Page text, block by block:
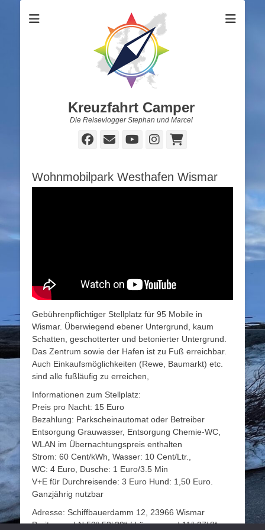
Kreuzfahrt Camper
Die Reisevlogger Stephan und Marcel
Facebook
E-
YouTube
Instagram
Warenkorb
Wohnmobilpark Westhafen Wismar
Gebührenpflichtiger Stellplatz für 95 Mobile in
Wismar. Überwiegend ebener Untergrund, kaum
Schatten, geschotterter und betonierter Untergrund.
Das Zentrum sowie der Hafen ist zu Fuß erreichbar.
Auch Einkaufsmöglichkeiten (Rewe, Baumarkt) etc.
sind alle fußläufig zu erreichen,
Informationen zum Stellplatz:
Preis pro Nacht: 15 Euro
Bezahlung: Parkscheinautomat oder Betreiber
Entsorgung Grauwasser, Entsorgung Chemie-WC,
WLAN im Übernachtungspreis enthalten
Strom: 60 Cent/kWh, Wasser: 10 Cent/Ltr.,
WC: 4 Euro, Dusche: 1 Euro/3.5 Min
V+E für Durchreisende: 3 Euro Hund: 1,50 Euro.
Ganzjährig nutzbar
Adresse: Schiffbauerdamm 12, 23966 Wismar
Breitengrad N 53° 53’ 39“ / Längengrad 11° 27’ 8“